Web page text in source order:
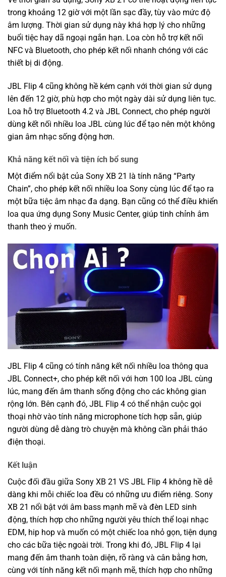
trong khoảng 12 giờ với một lần sạc đầy, tùy vào mức độ
âm lượng. Thời gian sử dụng này khá hợp lý cho những
buổi tiệc hay dã ngoại ngắn hạn. Loa còn hỗ trợ kết nối
NFC và Bluetooth, cho phép kết nối nhanh chóng với các
thiết bị di động.
JBL Flip 4 cũng không hề kém cạnh với thời gian sử dụng
lên đến 12 giờ, phù hợp cho một ngày dài sử dụng liên tục.
Loa hỗ trợ Bluetooth 4.2 và JBL Connect, cho phép người
dùng kết nối nhiều loa JBL cùng lúc để tạo nên một không
gian âm nhạc sống động hơn.
Khả năng kết nối và tiện ích bổ sung
Một điểm nổi bật của Sony XB 21 là tính năng “Party
Chain”, cho phép kết nối nhiều loa Sony cùng lúc để tạo ra
một bữa tiệc âm nhạc đa dạng. Bạn cũng có thể điều khiển
loa qua ứng dụng Sony Music Center, giúp tinh chỉnh âm
thanh theo ý muốn.
JBL Flip 4 cũng có tính năng kết nối nhiều loa thông qua
JBL Connect+, cho phép kết nối với hơn 100 loa JBL cùng
lúc, mang đến âm thanh sống động cho các không gian
rộng lớn. Bên cạnh đó, JBL Flip 4 có thể nhận cuộc gọi
thoại nhờ vào tính năng microphone tích hợp sẵn, giúp
người dùng dễ dàng trò chuyện mà không cần phải tháo
điện thoại.
Kết luận
Cuộc đối đầu giữa Sony XB 21 VS JBL Flip 4 không hề dễ
dàng khi mỗi chiếc loa đều có những ưu điểm riêng. Sony
XB 21 nổi bật với âm bass mạnh mẽ và đèn LED sinh
động, thích hợp cho những người yêu thích thể loại nhạc
EDM, hip hop và muốn có một chiếc loa nhỏ gọn, tiện dụng
cho các bữa tiệc ngoài trời. Trong khi đó, JBL Flip 4 lại
mang đến âm thanh toàn diện, rõ ràng và cân bằng hơn,
cùng với tính năng kết nối mạnh mẽ, thích hợp cho những